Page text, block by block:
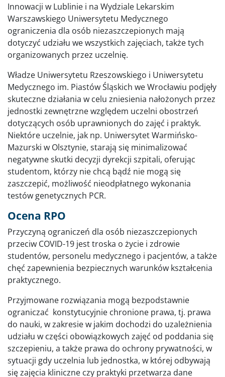
Innowacji w Lublinie i na Wydziale Lekarskim
Warszawskiego Uniwersytetu Medycznego
ograniczenia dla osób niezaszczepionych mają
dotyczyć udziału we wszystkich zajęciach, także tych
organizowanych przez uczelnię.
Władze Uniwersytetu Rzeszowskiego i Uniwersytetu
Medycznego im. Piastów Śląskich we Wrocławiu podjęły
skuteczne działania w celu zniesienia nałożonych przez
jednostki zewnętrzne względem uczelni obostrzeń
dotyczących osób uprawnionych do zajęć i praktyk.
Niektóre uczelnie, jak np. Uniwersytet Warmińsko-
Mazurski w Olsztynie, starają się minimalizować
negatywne skutki decyzji dyrekcji szpitali, oferując
studentom, którzy nie chcą bądź nie mogą się
zaszczepić, możliwość nieodpłatnego wykonania
testów genetycznych PCR.
Ocena RPO
Przyczyną ograniczeń dla osób niezaszczepionych
przeciw COVID-19 jest troska o życie i zdrowie
studentów, personelu medycznego i pacjentów, a także
chęć zapewnienia bezpiecznych warunków kształcenia
praktycznego.
Przyjmowane rozwiązania mogą bezpodstawnie
ograniczać konstytucyjnie chronione prawa, tj. prawa
do nauki, w zakresie w jakim dochodzi do uzależnienia
udziału w części obowiązkowych zajęć od poddania się
szczepieniu, a także prawa do ochrony prywatności, w
sytuacji gdy uczelnia lub jednostka, w której odbywają
się zajęcia kliniczne czy praktyki przetwarza dane